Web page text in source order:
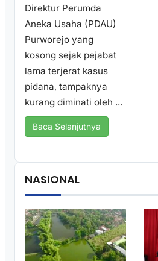
Direktur Perumda
Aneka Usaha (PDAU)
Purworejo yang
kosong sejak pejabat
lama terjerat kasus
pidana, tampaknya
kurang diminati oleh ...
Baca Selanjutnya
NASIONAL